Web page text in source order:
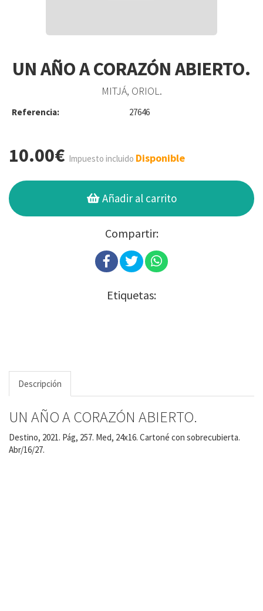
UN AÑO A CORAZÓN ABIERTO.
MITJÁ, ORIOL.
Referencia: 27646
10.00€ Impuesto incluido Disponible
Añadir al carrito
Compartir:
Etiquetas:
Descripción
UN AÑO A CORAZÓN ABIERTO.
Destino, 2021. Pág, 257. Med, 24x16. Cartoné con sobrecubierta.
Abr/16/27.